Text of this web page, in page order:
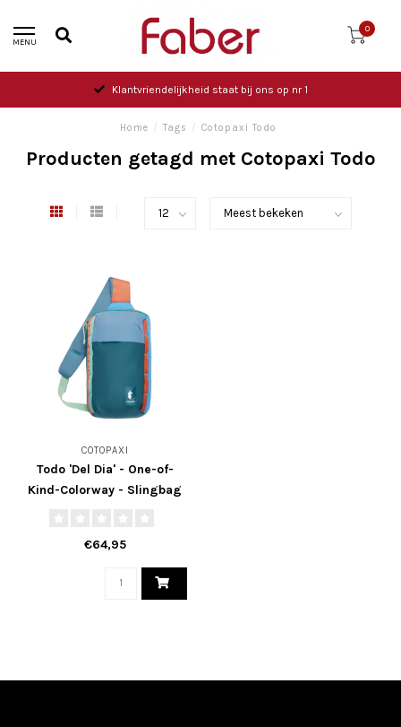
MENU
0
Klantvriendelijkheid staat bij ons op nr 1
Home / Tags / Cotopaxi Todo
Producten getagd met Cotopaxi Todo
COTOPAXI
Todo 'Del Dia' - One-of-
Kind-Colorway - Slingbag
€64,95